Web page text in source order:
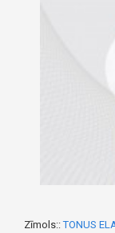
Zīmols:: TONUS